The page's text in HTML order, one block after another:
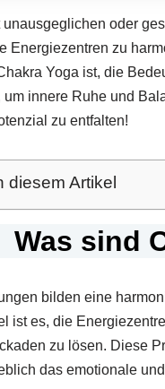
unausgeglichen oder
Energiezentren zu
Yoga ist, die
um innere Ruhe und
zu entfalten!
diesem Artikel
Was sind
bilden eine
ist es, die
zu lösen. Diese
das emotionale